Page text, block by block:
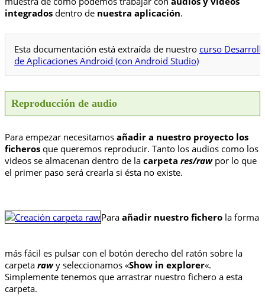
integrados dentro de nuestra aplicación.
Esta documentación está extraída de nuestro curso
de Aplicaciones Android (con Android Studio)
Reproducción de audio
Para empezar necesitamos añadir a nuestro proyecto los
ficheros que queremos reproducir. Tanto los audios como los
videos se almacenan dentro de la carpeta res/rawpor lo que
el primer paso será crearla si ésta no existe.
Para añadir nuestro fichero la forma
más fácil es pulsar con el botón derecho del ratón sobre la
carpeta raw y seleccionamos «Show in explorer«.
Simplemente tenemos que arrastrar nuestro fichero a esta
carpeta.